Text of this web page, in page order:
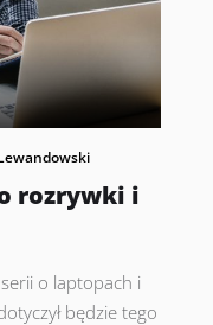
rozrywki i
o laptopach i
będzie tego